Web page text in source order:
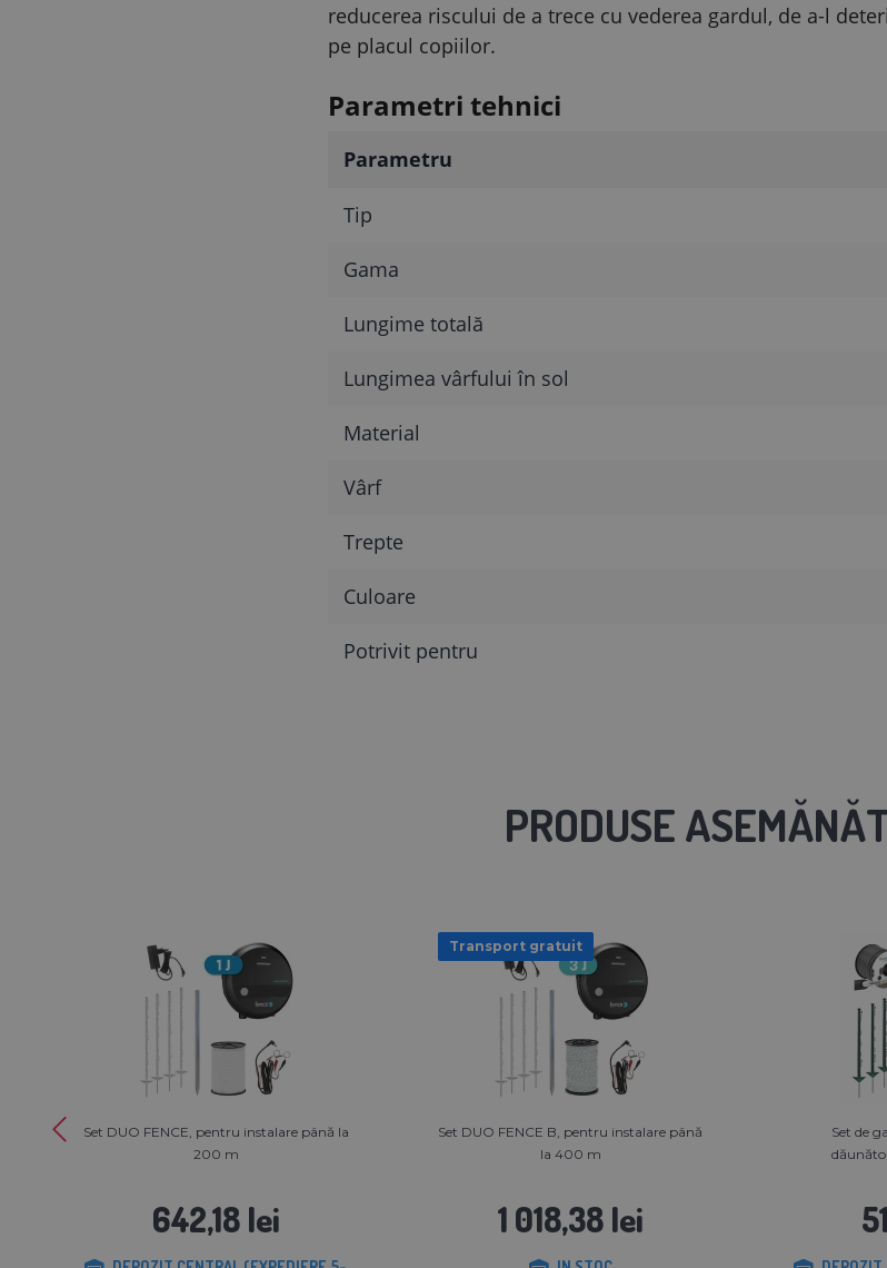
reducerea riscului de a trece cu vederea gardul, de a-l
pe placul copiilor.
Parametri tehnici
Parametru
Tip
Gama
Lungime totală
Lungimea vârfului în sol
Material
Vârf
Trepte
Culoare
Potrivit pentru
PRODUSE
Set DUO FENCE, pentru instalare până la
200 m
642,18 lei
Transport gratuit
Set DUO FENCE B, pentru instalare până
la 400 m
1 018,38 lei
Set de